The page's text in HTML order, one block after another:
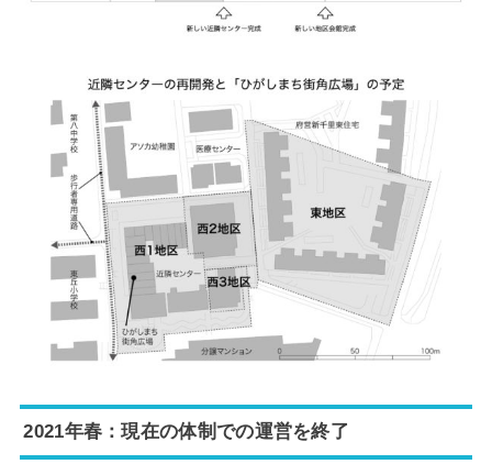
2021年春：現在の体制での運営を終了